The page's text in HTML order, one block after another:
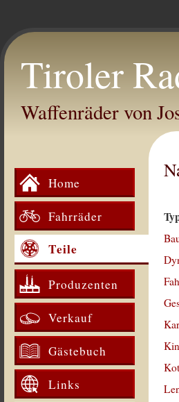
Tiroler
Waffenräder von
Home
Fahrräder
Teile
Produzenten
Verkauf
Gästebuch
Links